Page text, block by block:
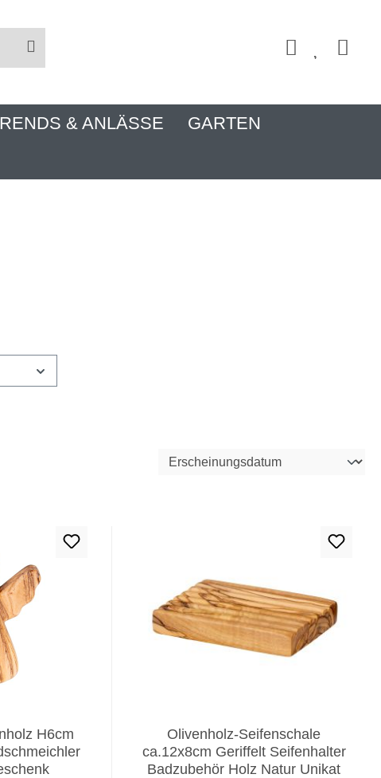
& ANLÄSSE
GARTEN
H6cm
Olivenholz-Seifenschale
ca.12x8cm Geriffelt Seifenhalter
Badzubehör Holz Natur Unikat